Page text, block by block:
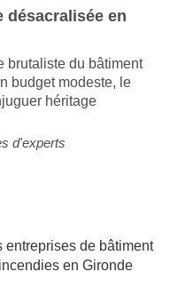
en
du bâtiment
budget modeste, le
héritage
de bâtiment